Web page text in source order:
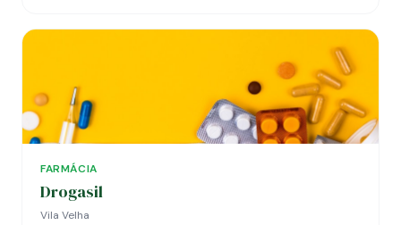
FARMÁCIA
Drogasil
Vila Velha